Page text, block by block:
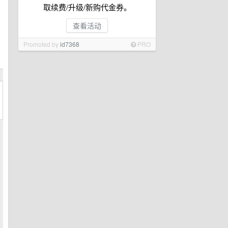
取续费/升级/新购代金券。
查看活动
Promoted byid7368 PRO